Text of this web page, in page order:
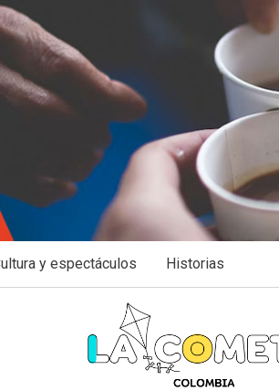
y espectáculos Historias